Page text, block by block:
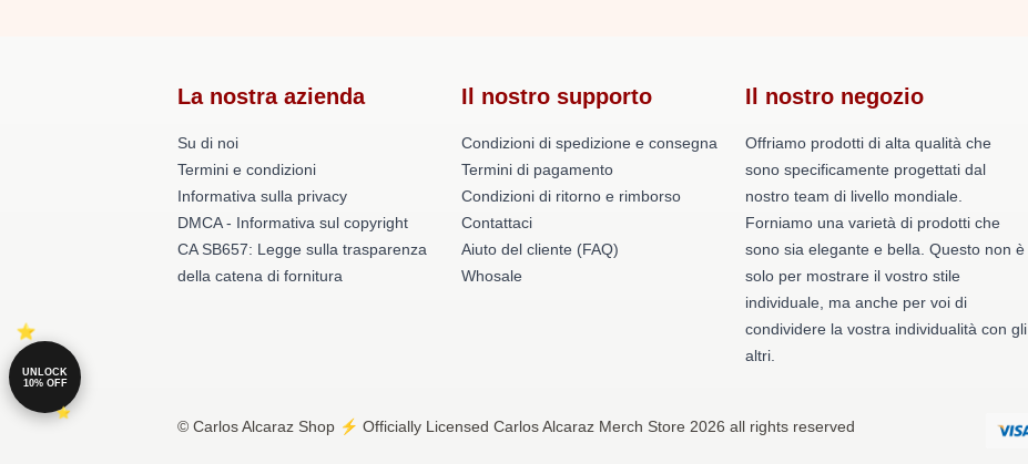
La nostra azienda
Su di noi
Termini e condizioni
Informativa sulla privacy
DMCA - Informativa sul copyright
CA SB657: Legge sulla trasparenza
della catena di fornitura
Il nostro supporto
Condizioni di spedizione e consegna
Termini di pagamento
Condizioni di ritorno e rimborso
Contattaci
Aiuto del cliente (FAQ)
Whosale
Il nostro negozio
Offriamo prodotti di alta qualità che
sono specificamente progettati dal
nostro team di livello mondiale.
Forniamo una varietà di prodotti che
sono sia elegante e bella. Questo non è
solo per mostrare il vostro stile
individuale, ma anche per voi di
condividere la vostra individualità con gli
altri.
© Carlos Alcaraz Shop ⚡️ Officially Licensed Carlos Alcaraz Merch Store 2026 all rights reserved
UNLOCK
10% OFF